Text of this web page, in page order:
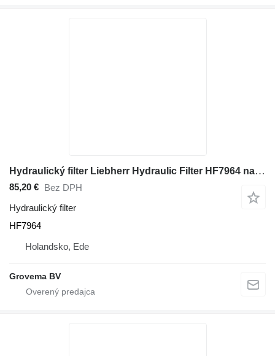
Hydraulický filter Liebherr Hydraulic Filter HF7964 na stavebného stroja
85,20 € Bez DPH
Hydraulický filter
HF7964
Holandsko, Ede
Grovema BV